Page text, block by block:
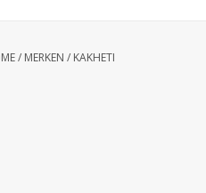
/ MERKEN / KAKHETI